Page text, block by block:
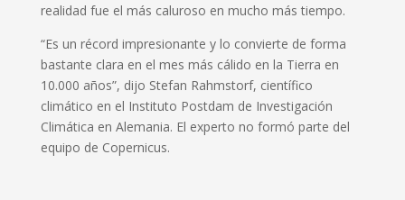
realidad fue el más caluroso en mucho más tiempo.
“Es un récord impresionante y lo convierte de forma
bastante clara en el mes más cálido en la Tierra en
10.000 años”, dijo Stefan Rahmstorf, científico
climático en el Instituto Postdam de Investigación
Climática en Alemania. El experto no formó parte del
equipo de Copernicus.